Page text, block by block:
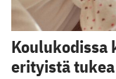
Koulukodissa
erityistä